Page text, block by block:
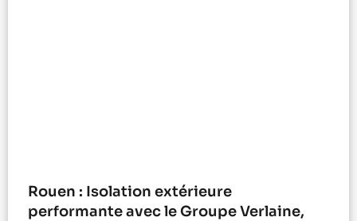
Rouen : Isolation extérieure
performante avec le Groupe Verlaine,